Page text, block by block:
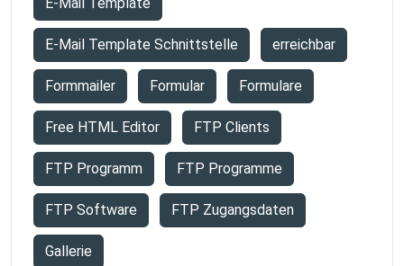
E-Mail Template Schnittstelle erreichbar
Formmailer Formular Formulare
Free HTML Editor FTP Clients
FTP Programm FTP Programme
FTP Software FTP Zugangsdaten
Gallerie